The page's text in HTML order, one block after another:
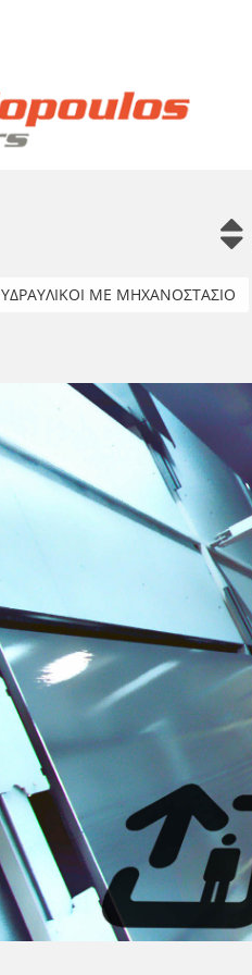
ΥΔΡΑΥΛΙΚΟΙ ΜΕ ΜΗΧΑΝΟΣΤΑΣΙΟ